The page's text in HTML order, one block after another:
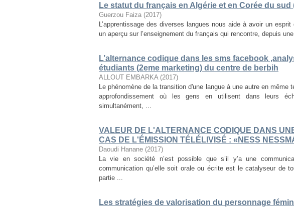
Le statut du français en Algérie et en Corée du
Guerzou Faiza (2017)
L’apprentissage des diverses langues nous aide à avoir un
un aperçu sur l’enseignement du français qui rencontre, depuis
L’alternance codique dans les sms facebook
étudiants (2eme marketing) du centre de berbih
ALLOUT EMBARKA (2017)
Le phénomène de la transition d'une langue à une autre en
approfondissement où les gens en utilisent dans leurs
simultanément, ...
VALEUR DE L'ALTERNANCE CODIQUE DANS
CAS DE L'ÉMISSION TÉLÉLIVISÉ : «NESS
Daoudi Hanane (2017)
La vie en société n’est possible que s’il y’a une
communication qu’elle soit orale ou écrite est le catalyseur de
partie ...
Les stratégies de valorisation du personnage